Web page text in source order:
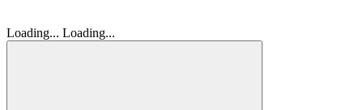
Loading... Loading...